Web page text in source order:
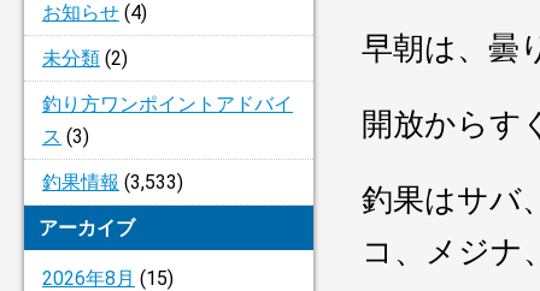
お知らせ (4)
未分類 (2)
釣り方ワンポイントアドバイ
ス (3)
釣果情報 (3,533)
アーカイブ
2026年8月 (15)
早朝は、曇
開放からす
釣果はサバ
コ、メジナ